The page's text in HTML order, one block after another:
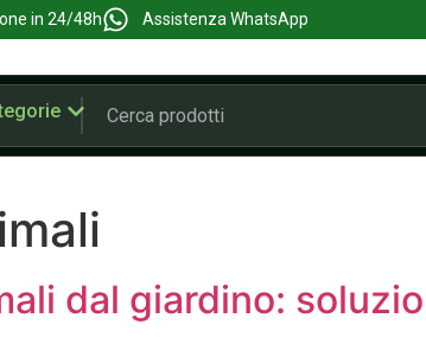
in 24/48h Assistenza WhatsApp
dal giardino: